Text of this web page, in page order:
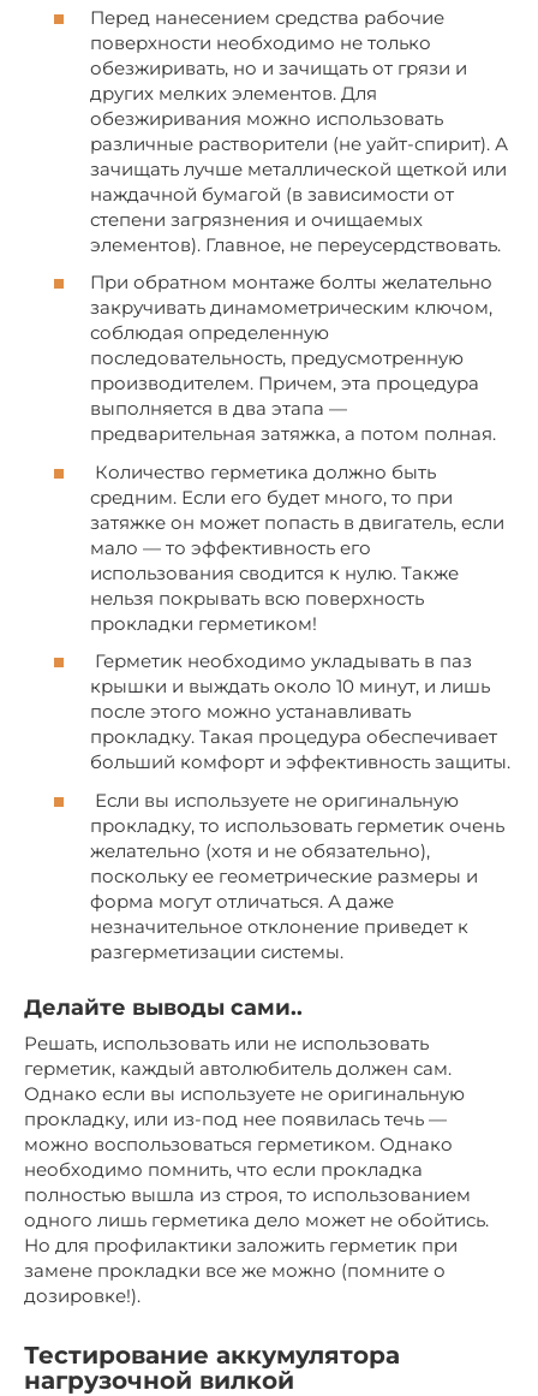
Перед нанесением средства рабочие
поверхности необходимо не только
обезжиривать, но и зачищать от грязи и
других мелких элементов. Для
обезжиривания можно использовать
различные растворители (не уайт-спирит). А
зачищать лучше металлической щеткой или
наждачной бумагой (в зависимости от
степени загрязнения и очищаемых
элементов). Главное, не переусердствовать.
При обратном монтаже болты желательно
закручивать динамометрическим ключом,
соблюдая определенную
последовательность, предусмотренную
производителем. Причем, эта процедура
выполняется в два этапа —
предварительная затяжка, а потом полная.
Количество герметика должно быть
средним. Если его будет много, то при
затяжке он может попасть в двигатель, если
мало — то эффективность его
использования сводится к нулю. Также
нельзя покрывать всю поверхность
прокладки герметиком!
Герметик необходимо укладывать в паз
крышки и выждать около 10 минут, и лишь
после этого можно устанавливать
прокладку. Такая процедура обеспечивает
больший комфорт и эффективность защиты.
Если вы используете не оригинальную
прокладку, то использовать герметик очень
желательно (хотя и не обязательно),
поскольку ее геометрические размеры и
форма могут отличаться. А даже
незначительное отклонение приведет к
разгерметизации системы.
Делайте выводы сами..
Решать, использовать или не использовать
герметик, каждый автолюбитель должен сам.
Однако если вы используете не оригинальную
прокладку, или из-под нее появилась течь —
можно воспользоваться герметиком. Однако
необходимо помнить, что если прокладка
полностью вышла из строя, то использованием
одного лишь герметика дело может не обойтись.
Но для профилактики заложить герметик при
замене прокладки все же можно (помните о
дозировке!).
Тестирование аккумулятора
нагрузочной вилкой